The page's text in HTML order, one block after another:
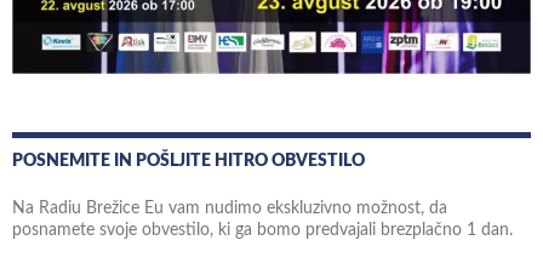
POSNEMITE IN POŠLJITE HITRO OBVESTILO
Na Radiu Brežice Eu vam nudimo ekskluzivno možnost, da
posnamete svoje obvestilo, ki ga bomo predvajali brezplačno 1 dan.